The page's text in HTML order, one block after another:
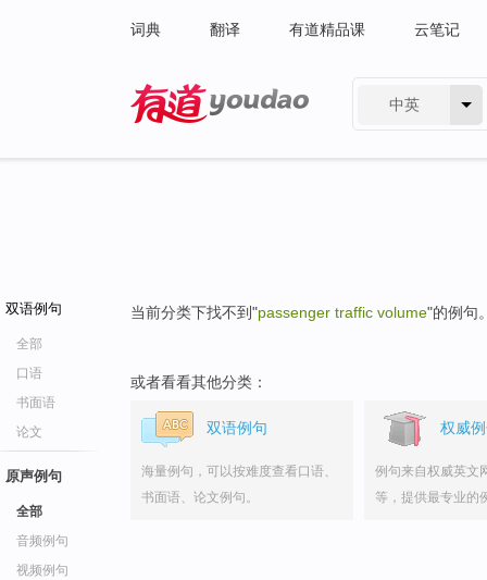
词典 翻译 有道精品课 云笔记
中英
双语例句
全部
口语
书面语
论文
原声例句
全部
音频例句
视频例句
当前分类下找不到"passenger traffic volume"的例句
或者看看其他分类：
双语例句
海量例句，可以按难度查看口语、
书面语、论文例句。
权威
例句来自权威英文
等，提供最专业的